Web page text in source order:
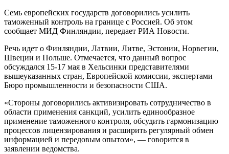
Семь европейских государств договорились усилить
таможенный контроль на границе с Россией. Об этом
сообщает МИД Финляндии, передает РИА Новости.
Речь идет о Финляндии, Латвии, Литве, Эстонии, Норвегии,
Швеции и Польше. Отмечается, что данный вопрос
обсуждался 15-17 мая в Хельсинки представителями
вышеуказанных стран, Европейской комиссии, экспертами
Бюро промышленности и безопасности США.
«Стороны договорились активизировать сотрудничество в
области применения санкций, усилить единообразное
применение таможенного контроля, обсудить гармонизацию
процессов лицензирования и расширить регулярный обмен
информацией и передовым опытом», — говорится в
заявлении ведомства.